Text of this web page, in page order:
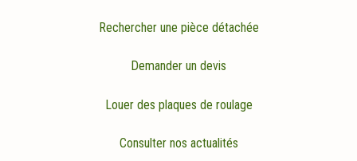
Rechercher une pièce détachée
Demander un devis
Louer des plaques de roulage
Consulter nos actualités